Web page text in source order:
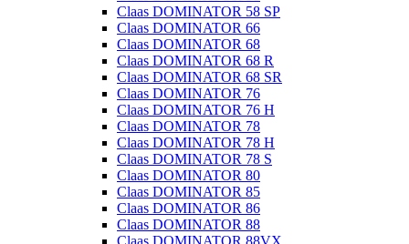
Claas DOMINATOR 58 SP
Claas DOMINATOR 66
Claas DOMINATOR 68
Claas DOMINATOR 68 R
Claas DOMINATOR 68 SR
Claas DOMINATOR 76
Claas DOMINATOR 76 H
Claas DOMINATOR 78
Claas DOMINATOR 78 H
Claas DOMINATOR 78 S
Claas DOMINATOR 80
Claas DOMINATOR 85
Claas DOMINATOR 86
Claas DOMINATOR 88
Claas DOMINATOR 88VX